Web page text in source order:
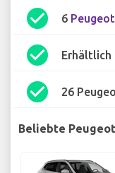
check_circle 6
check_circle Erhältlich
check_circle 26
Beliebte